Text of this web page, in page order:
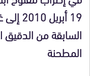
19 أبريل 2010 إلى غاية استرجاع المطحنة لحصتها
السابقة من
المطحنة